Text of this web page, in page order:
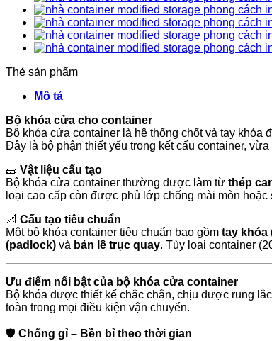
Thẻ sản phẩm
Mô tả
Bộ khóa cửa cho container
Bộ khóa cửa container là hệ thống chốt và tay
Đây là bộ phận thiết yếu trong kết cấu container,
🧱 Vật liệu cấu tạo
Bộ khóa cửa container thường được làm từ thép
loại cao cấp còn được phủ lớp chống mài mòn
📐 Cấu tạo tiêu chuẩn
Một bộ khóa container tiêu chuẩn bao gồm tay khóa
(padlock) và bản lề trục quay. Tùy loại container
Ưu điểm nổi bật của bộ khóa cửa container
Bộ khóa được thiết kế chắc chắn, chịu được rung
toàn trong mọi điều kiện vận chuyển.
🛡️ Chống gỉ – Bền bỉ theo thời gian